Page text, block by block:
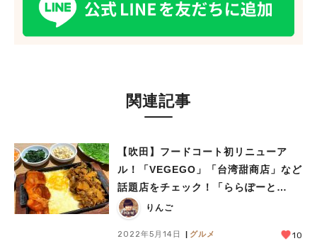
関連記事
【吹田】フードコート初リニューア
ル！「VEGEGO」「台湾甜商店」など
話題店をチェック！「ららぽーと
EXPOCITY」
りんご
2022年5月14日 グルメ 10